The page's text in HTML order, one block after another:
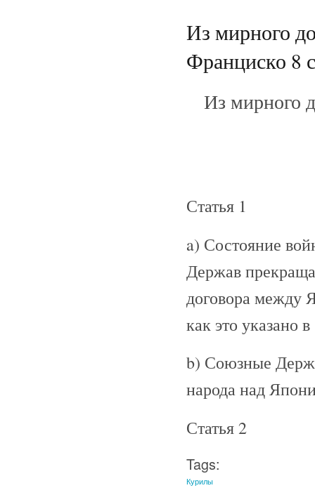
Из мирного
Франциско 8
Из мирного
Статья 1
a) Состояние
Держав
договора между
как это указано
b) Союзные
народа над
Статья 2
Tags:
Курилы